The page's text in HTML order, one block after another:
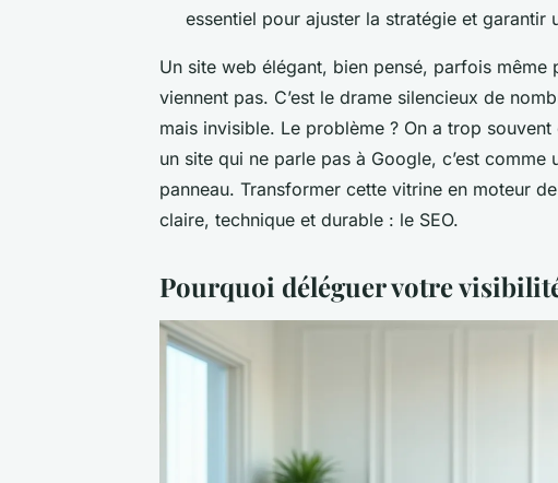
essentiel pour ajuster la stratégie et garantir
Un site web élégant, bien pensé, parfois
viennent pas. C’est le drame silencieux de
mais invisible. Le problème ? On a trop
un site qui ne parle pas à Google, c’est
panneau. Transformer cette vitrine en moteur
claire, technique et durable : le SEO.
Pourquoi déléguer votre